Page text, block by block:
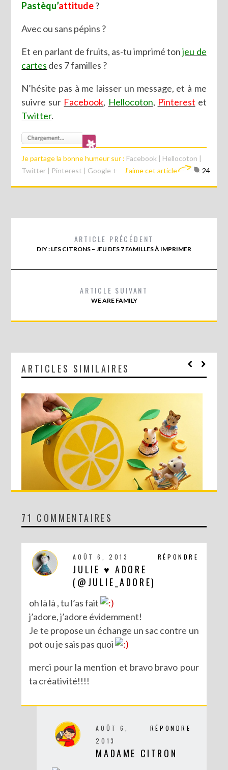
Pastèqu’attitude?
Avec ou sans pépins ?
Et en parlant de fruits, as-tu imprimé tonjeu de
cartes des 7 familles ?
N’hésite pas à me laisser un message, et à me
suivre sur Facebook, Hellocoton, Pinterest et
Twitter.
Je partage la bonne humeur sur : Facebook | Hellocoton |
Twitter | Pinterest | Google + J'aime cet article 24
ARTICLE PRÉCÉDENT
DIY : LES CITRONS – JEU DES 7 FAMILLES À IMPRIMER
ARTICLE SUIVANT
WE ARE FAMILY
ARTICLES SIMILAIRES
DIY : MA VALISETTE CITRON
71 COMMENTAIRES
RÉPONDRE
AOÛT 6, 2013
JULIE ♥ ADORE
(@JULIE_ADORE)
oh là là , tu l’as fait
j’adore, j’adore évidemment!
Je te propose un échange un sac contre un
pot ou je sais pas quoi
merci pour la mention et bravo bravo pour
ta créativité!!!!
RÉPONDRE
AOÛT 6,
2013
MADAME CITRON